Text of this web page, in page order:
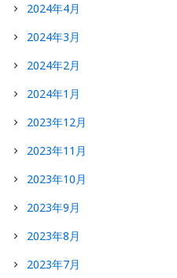
2024年4月
2024年3月
2024年2月
2024年1月
2023年12月
2023年11月
2023年10月
2023年9月
2023年8月
2023年7月